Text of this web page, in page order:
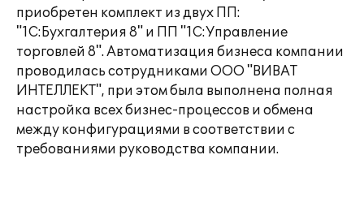
приобретен комплект из двух ПП:
"1С:Бухгалтерия 8" и ПП "1С:Управление
торговлей 8". Автоматизация бизнеса компании
проводилась сотрудниками ООО "ВИВАТ
ИНТЕЛЛЕКТ", при этом была выполнена полная
настройка всех бизнес-процессов и обмена
между конфигурациями в соответствии с
требованиями руководства компании.